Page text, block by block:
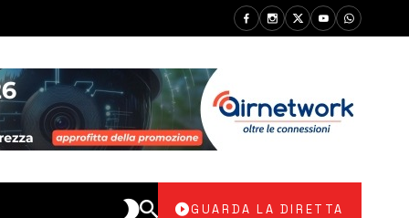
GUARDA LA DIRETTA